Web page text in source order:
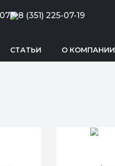
8 (351) 225-07-19
СТАТЬИ О КОМПАНИИ